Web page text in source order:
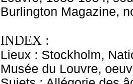
Burlington Magazine,
INDEX :
Lieux : Stockholm,
Musée du Louvre,